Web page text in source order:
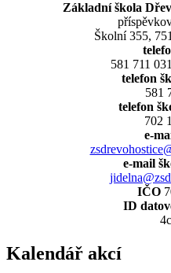
Základní škola
Školní 355,
581 711
telefon
581
telefon
702
e-
e-mail
IČO
ID
Kalendář akcí